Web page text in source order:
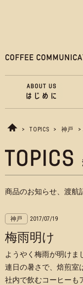
> TOPICS > 神戸 >
商品のお知らせ、渡航
神戸 2017/07/19
梅雨明け
ようやく梅雨が明けま
連日の暑さで、焙煎室
社内で飲むコーヒーも